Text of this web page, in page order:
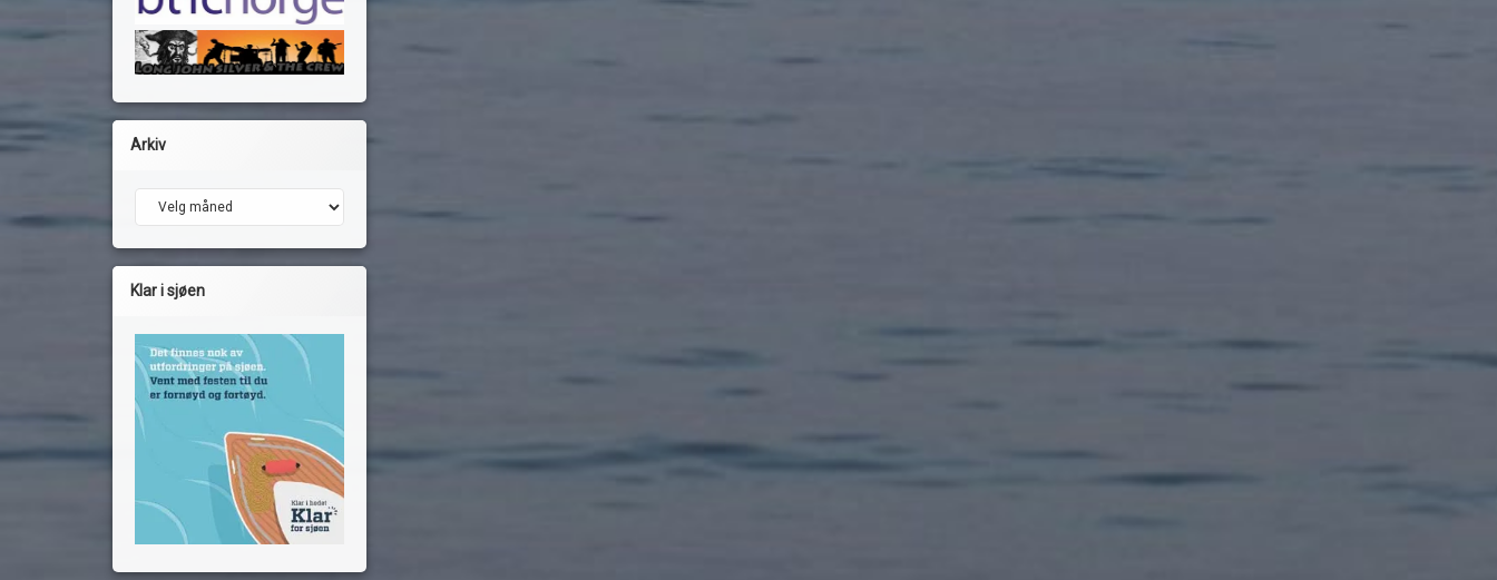
Arkiv
Arkiv
Klar i sjøen